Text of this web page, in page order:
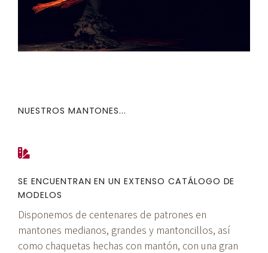
NUESTROS MANTONES...
SE ENCUENTRAN EN UN EXTENSO CATÁLOGO DE
MODELOS
Disponemos de centenares de patrones en
mantones medianos, grandes y mantoncillos, así
como chaquetas hechas con mantón, con una gran